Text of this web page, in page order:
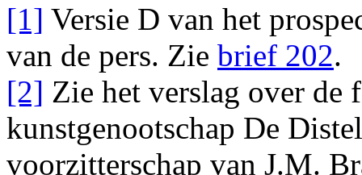
[1] Versie D van het
van de pers. Zie brief 202.
[2] Zie het verslag over de
kunstgenootschap De Distel
voorzitterschap van J.M.